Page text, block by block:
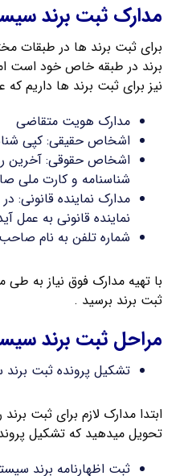
مدارک ثبت برند
برای ثبت برند ها در طبقات
برند در طبقه خاص خود است
نیز برای ثبت برند ها داریم که
مدارک هویت متقاضی
اشخاص حقیقی: کپی
اشخاص حقوقی: آخرین
شناسنامه و کارت ملی
مدارک نماینده قانونی:
نماینده قانونی به عمل
شماره تلفن به نام
با تهیه مدارک فوق نیاز به
ثبت برند برسید .
مراحل ثبت برند
تشکیل پرونده ثبت برند
ابتدا مدارک لازم برای ثبت
تحویل میدهید که تشکیل
ثبت اظهارنامه برند